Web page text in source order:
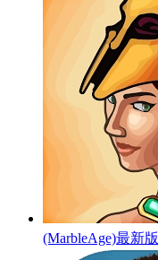
(MarbleAge)最新版